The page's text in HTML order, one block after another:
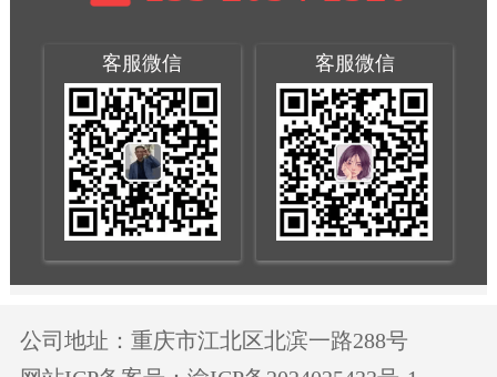
客服微信 客服微信
公司地址：重庆市江北区北滨一路288号